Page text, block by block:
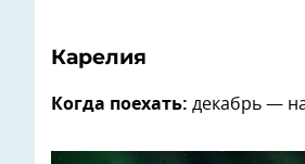
Карелия
Когда поехать: декабрь —